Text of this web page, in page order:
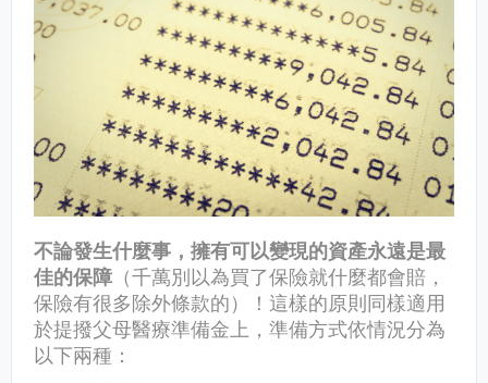
不論發生什麼事，擁有可以變現的資產永遠是最
佳的保障 （千萬別以為買了保險就什麼都會賠，
保險有很多除外條款的）！這樣的原則同樣適用
於提撥父母醫療準備金上，準備方式依情況分為
以下兩種：